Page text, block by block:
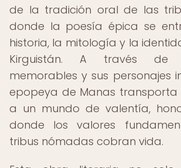
de la tradición oral de las
donde la poesía épica se
historia, la mitología y la
Kirguistán. A través de
memorables y sus personajes
epopeya de Manas transporta
a un mundo de valentía,
donde los valores
tribus nómadas cobran vida.